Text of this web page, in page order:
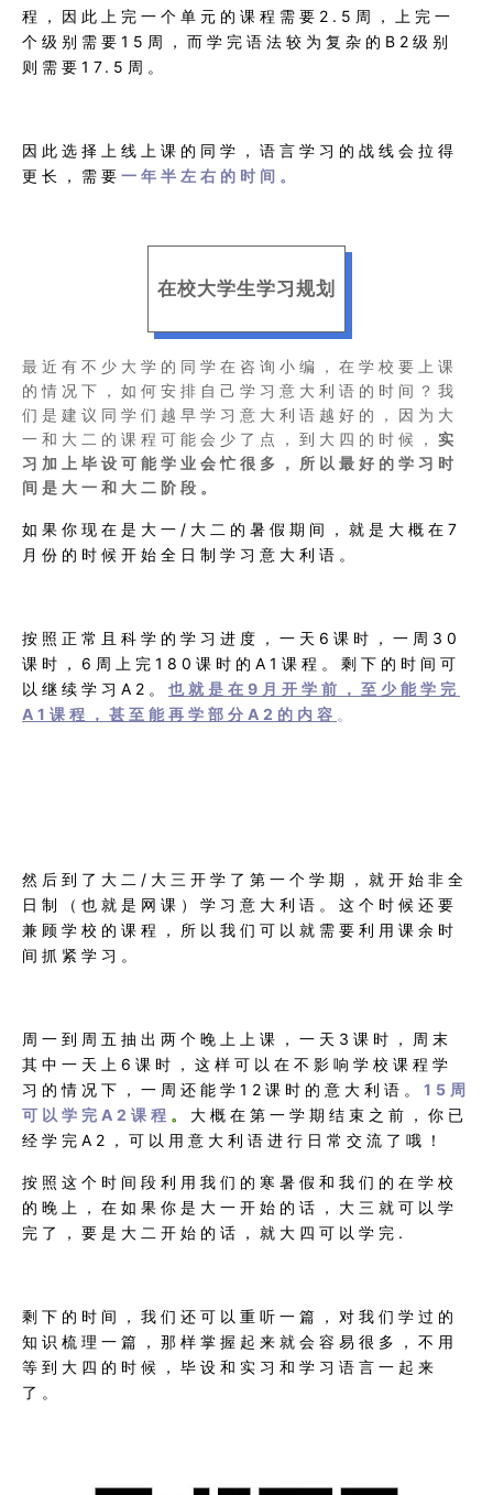
程，因此上完一个单元的课程需要2.5周，上完一
个级别需要15周，而学完语法较为复杂的B2级别
则需要17.5周。
因此选择上线上课的同学，语言学习的战线会拉得
更长，需要 一年半左右的时间。
在校大学生学习规划
最近有不少大学的同学在咨询小编，在学校要上课
的情况下，如何安排自己学习意大利语的时间？ 我
们是建议同学们越早学习意大利语越好的，因为大
一和大二的课程可能会少了点，到大四的时候， 实
习加上毕设可能学业会忙很多，所以最好的学习时
间是大一和大二阶段。
如果你现在是大一 /大二的暑假期间，就是大概在7
月份的时候开始 全日制学习意大利语。
按照正常且科学的学习进度，一天6课时，一周30
课时，6周上完180课时的A1课程。剩下的时间可
以继续学习A2。 也就是在9月开学前，至少能学完
A1课程，甚至能再学部分A2的内容 。
然后到了大二 / 大三 开学了第一个学期，就开始非全
日制（也就是网课）学习意大利语。这个时候还要
兼顾学校的课程，所以我们可以就需要利用课余时
间抓紧学习。
周一到周五抽出两个晚上上课，一天3课时，周末
其中一天上6课时，这样可以在不影响学校课程学
习的情况下，一周还能学12课时的意大利语。 15周
可以学完A2课程 。 大概在第一学期结束之前，你已
经学完A2，可以用意大利语进行日常交流了哦！
按照这个时间段利用我们的寒暑假和我们的在学校
的晚上，在如果你是大一开始的话，大三就可以学
完了，要是大二开始的话，就大四可以学完.
剩下的时间，我们还可以重听一篇，对我们学过的
知识梳理一篇，那样掌握起来就会容易很多，不用
等到大四的时候，毕设和实习和学习语言一起来
了。